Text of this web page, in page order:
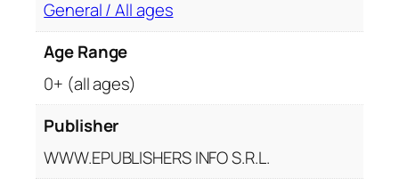
e
General / All ages
Age Range
0+ (all ages)
Publisher
WWW.EPUBLISHERS INFO S.R.L.